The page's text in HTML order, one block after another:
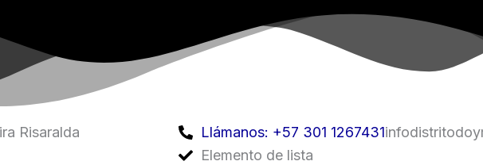
Risaralda Llámanos: +57 301 1267431
Elemento de lista